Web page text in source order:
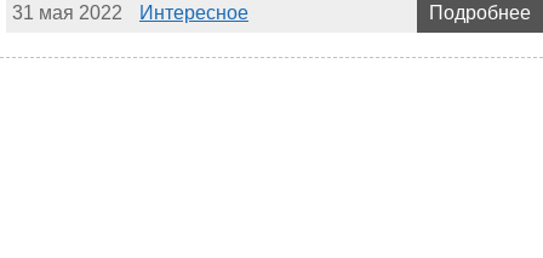
31 мая 2022 Интересное Подробнее